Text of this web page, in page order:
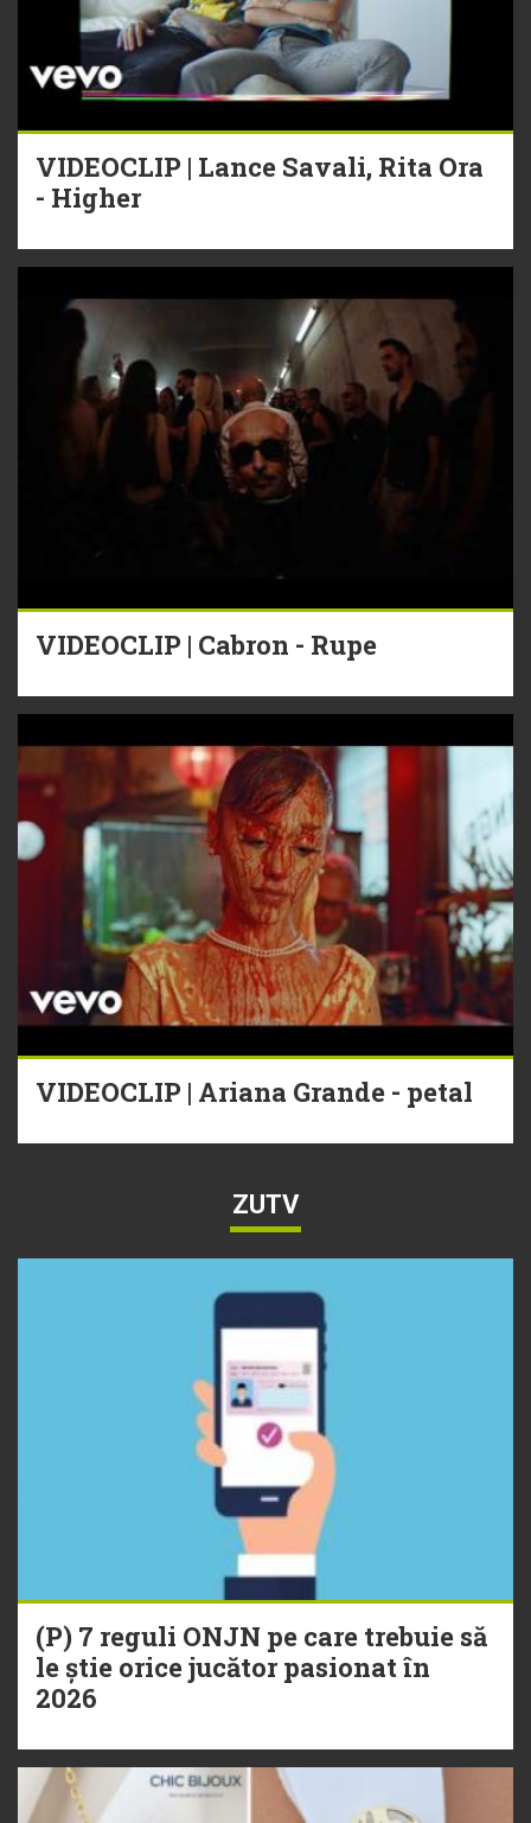
VIDEOCLIP | Lance Savali, Rita Ora
- Higher
VIDEOCLIP | Cabron - Rupe
VIDEOCLIP | Ariana Grande - petal
ZUTV
(P) 7 reguli ONJN pe care trebuie să
le știe orice jucător pasionat în
2026